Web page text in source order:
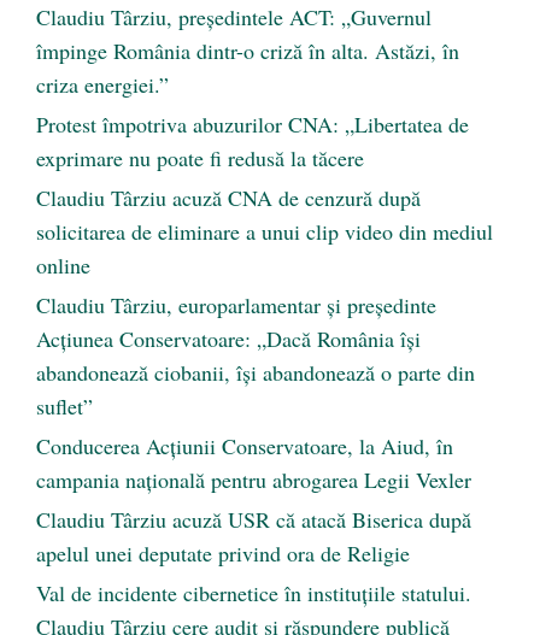
Claudiu Târziu, președintele ACT: „Guvernul
împinge România dintr-o criză în alta. Astăzi, în
criza energiei.”
Protest împotriva abuzurilor CNA: „Libertatea de
exprimare nu poate fi redusă la tăcere
Claudiu Târziu acuză CNA de cenzură după
solicitarea de eliminare a unui clip video din mediul
online
Claudiu Târziu, europarlamentar și președinte
Acțiunea Conservatoare: „Dacă România își
abandonează ciobanii, își abandonează o parte din
suflet”
Conducerea Acțiunii Conservatoare, la Aiud, în
campania națională pentru abrogarea Legii Vexler
Claudiu Târziu acuză USR că atacă Biserica după
apelul unei deputate privind ora de Religie
Val de incidente cibernetice în instituțiile statului.
Claudiu Târziu cere audit și răspundere publică